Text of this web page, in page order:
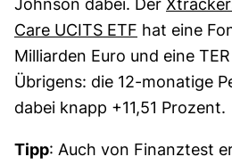
Johnson dabei. Der
Care UCITS ETF hat eine
Milliarden Euro und eine
Übrigens: die 12-monatige
dabei knapp +11,51 Prozent.
Tipp: Auch von Finanztest